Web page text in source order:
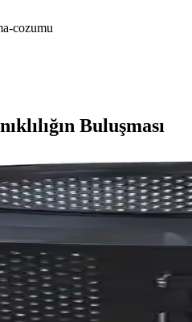
cozumu
Buluşması